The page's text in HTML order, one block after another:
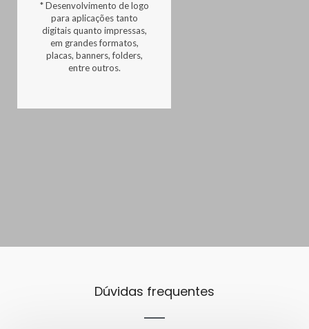
* Desenvolvimento de logo
para aplicações tanto
digitais quanto impressas,
em grandes formatos,
placas, banners, folders,
entre outros.
Dúvidas frequentes